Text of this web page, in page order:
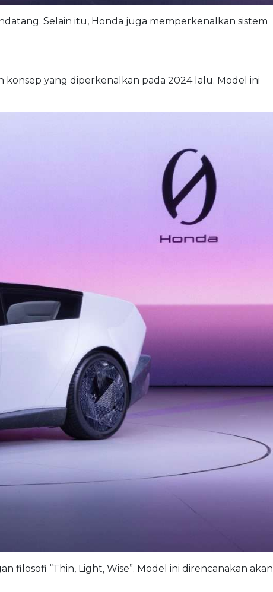
Selain itu, Honda juga memperkenalkan sistem
yang diperkenalkan pada 2024 lalu. Model ini
“Thin, Light, Wise”. Model ini direncanakan akan